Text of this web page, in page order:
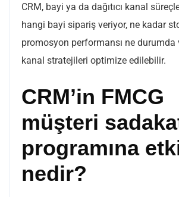
CRM, bayi ya da dağıtıcı kanal
hangi bayi sipariş veriyor, ne kadar
promosyon performansı ne durumda
kanal stratejileri optimize edilebilir.
CRM’in FMCG
müşteri
programına
nedir?